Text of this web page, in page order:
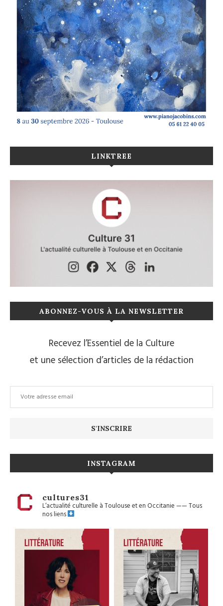
LINKTREE
ABONNEZ-VOUS À LA NEWSLETTER
Recevez l’Essentiel de la Culture
et une sélection d’articles de la rédaction
INSTAGRAM
cultures31
L’actualité culturelle à Toulouse et en Occitanie——Tous
nos liens